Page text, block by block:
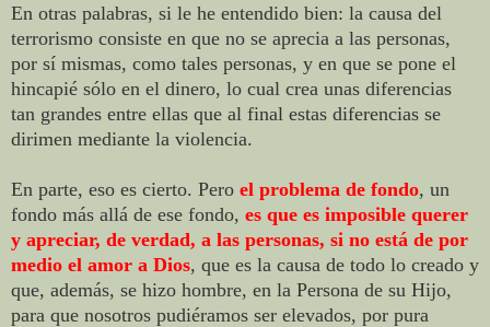
En otras palabras, si le he entendido bien: la causa del
terrorismo consiste en que no se aprecia a las personas,
por sí mismas, como tales personas, y en que se pone el
hincapié sólo en el dinero, lo cual crea unas diferencias
tan grandes entre ellas que al final estas diferencias se
dirimen mediante la violencia.
En parte, eso es cierto. Pero el problema de fondo, un
fondo más allá de ese fondo, es que es imposible querer
y apreciar, de verdad, a las personas, si no está de por
medio el amor a Dios, que es la causa de todo lo creado y
que, además, se hizo hombre, en la Persona de su Hijo,
para que nosotros pudiéramos ser elevados, por pura